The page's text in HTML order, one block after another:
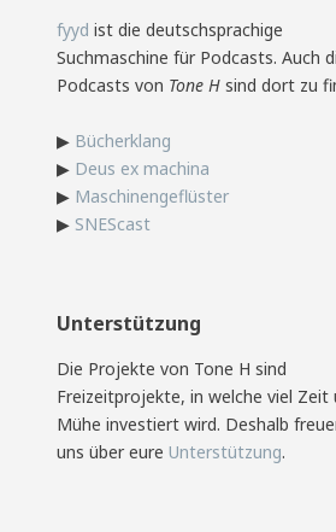
fyyd ist die deutschsprachige
Suchmaschine für Podcasts. Auch
Podcasts von Tone H sind dort zu
▶ Bücherklang
▶ Deus ex machina
▶ Maschinengeflüster
▶ SNEScast
Unterstützung
Die Projekte von Tone H sind
Freizeitprojekte, in welche viel Zeit
Mühe investiert wird. Deshalb
uns über eure Unterstützung.